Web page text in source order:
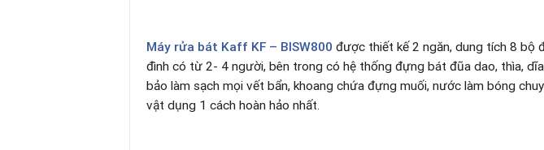
Máy rửa bát Kaff KF – BISW800 được thiết kế 2 ngăn, dung tích 8 bộ
đình có từ 2- 4 người, bên trong có hệ thống đựng bát đũa dao, thìa,
bảo làm sạch mọi vết bẩn, khoang chứa đựng muối, nước làm bóng
vật dụng 1 cách hoàn hảo nhất.